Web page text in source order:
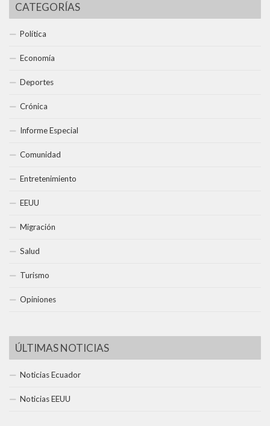
CATEGORÍAS
Política
Economía
Deportes
Crónica
Informe Especial
Comunidad
Entretenimiento
EEUU
Migración
Salud
Turismo
Opiniones
ÚLTIMAS NOTICIAS
Noticias Ecuador
Noticias EEUU